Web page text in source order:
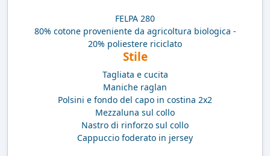
FELPA 280
80% cotone proveniente da agricoltura biologica -
20% poliestere riciclato
Stile
Tagliata e cucita
Maniche raglan
Polsini e fondo del capo in costina 2x2
Mezzaluna sul collo
Nastro di rinforzo sul collo
Cappuccio foderato in jersey